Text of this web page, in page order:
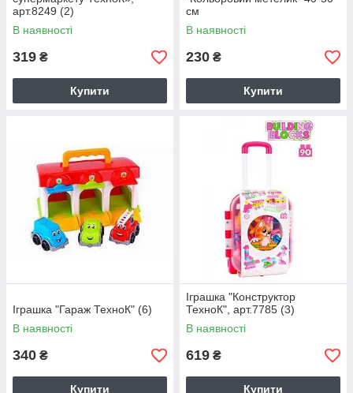
арт.8249 (2)
В наявності
319 ₴
Купити
см
В наявності
230 ₴
Купити
Іграшка "Гараж ТехноК" (6)
В наявності
340 ₴
Купити
Іграшка "Конструктор
ТехноК", арт.7785 (3)
В наявності
619 ₴
Купити